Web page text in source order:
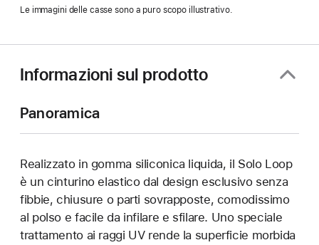
nuova
Le immagini delle casse sono a puro scopo illustrativo.
Informazioni sul prodotto
Panoramica
Realizzato in gomma siliconica liquida, il Solo Loop
è un cinturino elastico dal design esclusivo senza
fibbie, chiusure o parti sovrapposte, comodissimo
al polso e facile da infilare e sfilare. Uno speciale
trattamento ai raggi UV rende la superficie morbida